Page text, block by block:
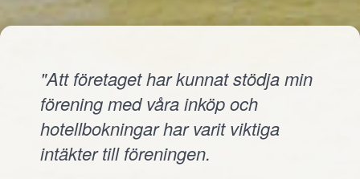
"Att företaget har kunnat stödja min
förening med våra inköp och
hotellbokningar har varit viktiga
intäkter till föreningen.